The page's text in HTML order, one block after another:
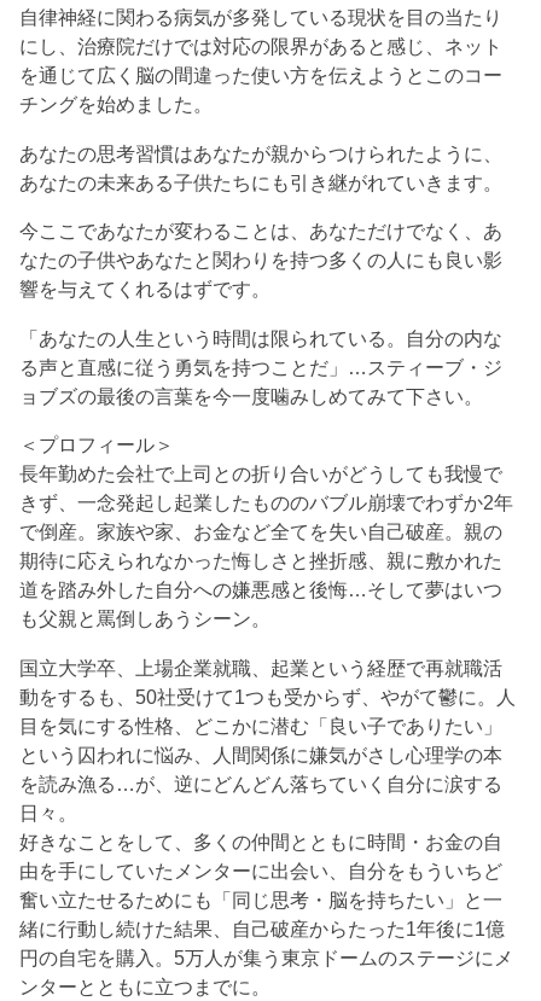
自律神経に関わる病気が多発している現状を目の当たり
にし、治療院だけでは対応の限界があると感じ、ネット
を通じて広く脳の間違った使い方を伝えようとこのコー
チングを始めました。
あなたの思考習慣はあなたが親からつけられたように、
あなたの未来ある子供たちにも引き継がれていきます。
今ここであなたが変わることは、あなただけでなく、あ
なたの子供やあなたと関わりを持つ多くの人にも良い影
響を与えてくれるはずです。
「あなたの人生という時間は限られている。自分の内な
る声と直感に従う勇気を持つことだ」…スティーブ・ジ
ョブズの最後の言葉を今一度噛みしめてみて下さい。
＜プロフィール＞
長年勤めた会社で上司との折り合いがどうしても我慢で
きず、一念発起し起業したもののバブル崩壊でわずか2年
で倒産。家族や家、お金など全てを失い自己破産。親の
期待に応えられなかった悔しさと挫折感、親に敷かれた
道を踏み外した自分への嫌悪感と後悔…そして夢はいつ
も父親と罵倒しあうシーン。
国立大学卒、上場企業就職、起業という経歴で再就職活
動をするも、50社受けて1つも受からず、やがて鬱に。人
目を気にする性格、どこかに潜む「良い子でありたい」
という囚われに悩み、人間関係に嫌気がさし心理学の本
を読み漁る…が、逆にどんどん落ちていく自分に涙する
日々。
好きなことをして、多くの仲間とともに時間・お金の自
由を手にしていたメンターに出会い、自分をもういちど
奮い立たせるためにも「同じ思考・脳を持ちたい」と一
緒に行動し続けた結果、自己破産からたった1年後に1億
円の自宅を購入。5万人が集う東京ドームのステージにメ
ンターとともに立つまでに。